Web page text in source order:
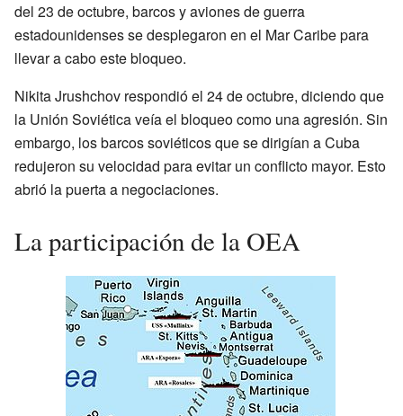
del 23 de octubre, barcos y aviones de guerra
estadounidenses se desplegaron en el Mar Caribe para
llevar a cabo este bloqueo.
Nikita Jrushchov respondió el 24 de octubre, diciendo que
la Unión Soviética veía el bloqueo como una agresión. Sin
embargo, los barcos soviéticos que se dirigían a Cuba
redujeron su velocidad para evitar un conflicto mayor. Esto
abrió la puerta a negociaciones.
La participación de la OEA